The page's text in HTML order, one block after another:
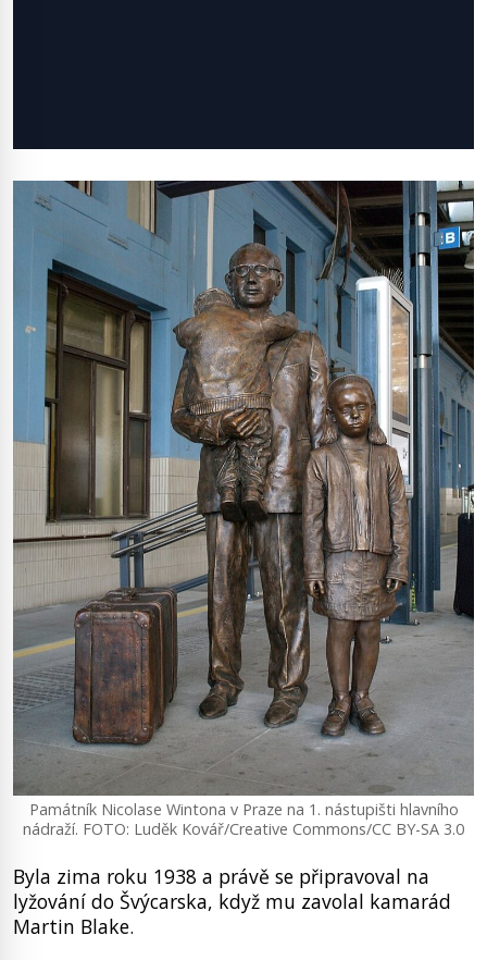
Památník Nicolase Wintona v Praze na 1. nástupišti hlavního
nádraží. FOTO: Luděk Kovář/Creative Commons/CC BY-SA 3.0
Byla zima roku 1938 a právě se připravoval na
lyžování do Švýcarska, když mu zavolal kamarád
Martin Blake.